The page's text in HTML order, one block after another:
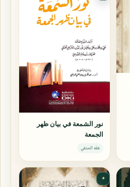
نور الشمعة في بيان ظهر
الجمعة
فقه الحنفي
✦